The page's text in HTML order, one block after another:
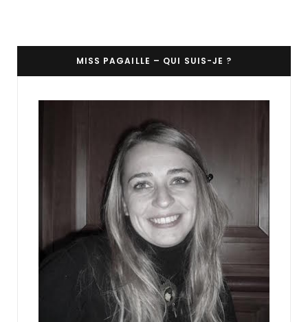
MISS PAGAILLE – QUI SUIS-JE ?